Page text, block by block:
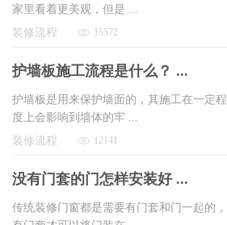
家里看着更美观，但是 ...
装修流程
15572
护墙板施工流程是什么？ ...
护墙板是用来保护墙面的，其施工在一定程
度上会影响到墙体的牢 ...
装修流程
12141
没有门套的门怎样安装好 ...
传统装修门窗都是需要有门套和门一起的，